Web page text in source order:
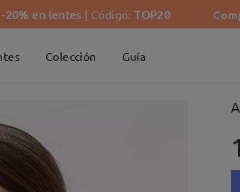
20% en lentes | Código:TOP20
Colección Guía